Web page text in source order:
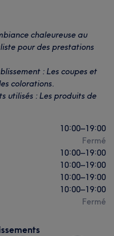
chaleureuse au
pour des prestations
: Les coupes et
colorations.
utilisés : Les produits de
10:00–19:00
Fermé
10:00–19:00
10:00–19:00
10:00–19:00
10:00–19:00
Fermé